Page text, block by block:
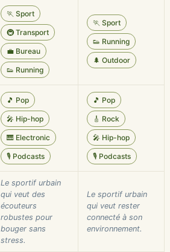
🏃 Sport
🚇 Transport
💼 Bureau
👟 Running
🏃 Sport
👟 Running
🌲 Outdoor
🎵 Pop
🎤 Hip-hop
🎹 Electronic
🎙️ Podcasts
🎵 Pop
🎸 Rock
🎤 Hip-hop
🎙️ Podcasts
Le sportif urbain
qui veut des
écouteurs
robustes pour
bouger sans
stress.
Le sportif urbain
qui veut rester
connecté à son
environnement.